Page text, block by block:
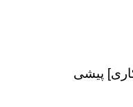
پيشى